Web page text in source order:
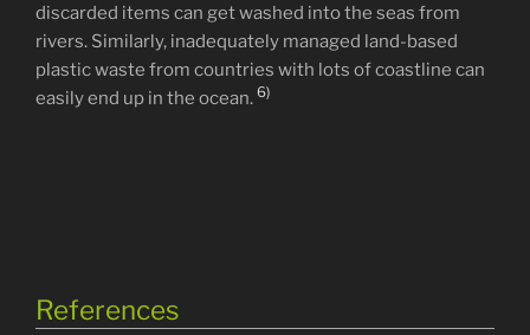
discarded items can get washed into the seas from
rivers. Similarly, inadequately managed land-based
plastic waste from countries with lots of coastline can
easily end up in the ocean. 6)
References